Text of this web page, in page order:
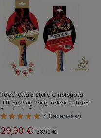
Racchetta 5 Stelle Omologata
ITTF da Ping Pong Indoor Outdoor
Tennis da Tavolo
14 Recensioni
29,90 € 33,90 €